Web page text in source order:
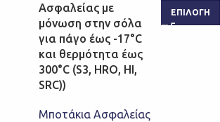
Ασφαλείας με
μόνωση στην σόλα
για πάγο έως -17°C
και θερμότητα έως
300°C (S3, HRO, HI,
SRC))
Μποτάκια Ασφαλείας
ΕΠΙΛΟΓΉ